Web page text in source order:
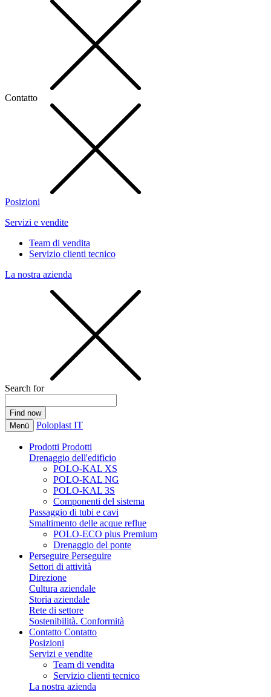
Contatto
Posizioni
Servizi e vendite
Team di vendita
Servizio clienti tecnico
La nostra azienda
Search for
Menü Poloplast IT
Prodotti Prodotti
Drenaggio dell'edificio
POLO-KAL XS
POLO-KAL NG
POLO-KAL 3S
Componenti del sistema
Passaggio di tubi e cavi
Smaltimento delle acque reflue
POLO-ECO plus Premium
Drenaggio del ponte
Perseguire Perseguire
Settori di attività
Direzione
Cultura aziendale
Storia aziendale
Rete di settore
Sostenibilità. Conformità
Contatto Contatto
Posizioni
Servizi e vendite
Team di vendita
Servizio clienti tecnico
La nostra azienda